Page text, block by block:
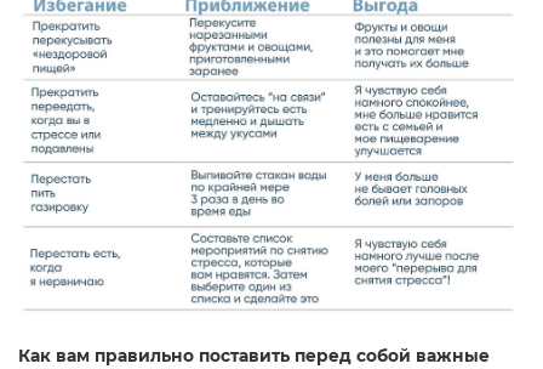
Как вам правильно поставить перед собой важные